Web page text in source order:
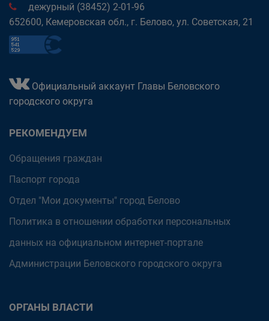
дежурный (38452) 2-01-96
652600, Кемеровская обл., г. Белово, ул. Советская, 21
Официальный аккаунт Главы Беловского
городского округа
РЕКОМЕНДУЕМ
Обращения граждан
Паспорт города
Отдел "Мои документы" город Белово
Политика в отношении обработки персональных
данных на официальном интернет-портале
Администрации Беловского городского округа
ОРГАНЫ ВЛАСТИ